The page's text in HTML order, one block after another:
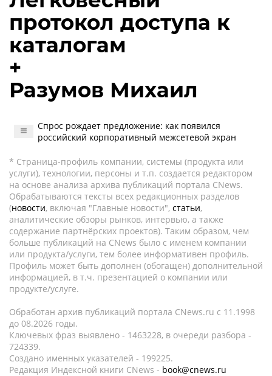
протокол доступа к
каталогам
+
Разумов Михаил
Спрос рождает предложение: как появился
российский корпоративный межсетевой экран
* Страница-профиль компании, системы (продукта или
услуги), технологии, персоны и т.п. создается редактором
на основе анализа архива публикаций портала CNews.
Обрабатываются тексты всех редакционных разделов
(новости, включая "Главные новости", статьи,
аналитические обзоры рынков, интервью, а также
содержание партнёрских проектов). Таким образом, чем
больше публикаций на CNews было с именем компании
или продукта/услуги, тем более информативен профиль.
Профиль может быть дополнен (обогащен) дополнительной
информацией, в т.ч. презентацией о компании или
продукте/услуге.
Обработан архив публикаций портала CNews.ru c 11.1998
до 08.2026 годы.
Ключевых фраз выявлено - 1463228, в очереди разбора -
724339.
Создано именных указателей - 199225.
Редакция Индексной книги CNews - book@cnews.ru